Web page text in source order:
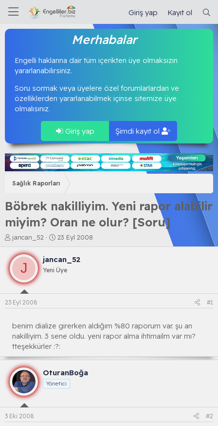
Giriş yap Kayıt ol
Merhabalar
Engelli haklarına dair tüm içerikten üye olmaksızın
yararlanabilirsiniz.
Soru sormak veya üyelere özel forumlarlardan ve
özelliklerden yararlanabilmek içinse sitemize üye
olmalısınız.
Giriş yap Şimdi kayıt ol
Sağlık Raporları
Böbrek nakilliyim. Yeni rapor alabilir
miyim? Oran ne olur? [Soru]
K
o
n
b
u
y
a
l
a
a
n
jancan_52
B
a
l
a
ç
a
r
h
i
23 Eyl 2008
J
jancan_52
Yeni Üye
23 Eyl 2008 #1
benim dialize girerken aldığım %80 raporum var. şu an
nakilliyim. 3 sene oldu. yeni rapor alma ihtimailm var mı?
tteşekkürler :?:
OturanBoğa
Yönetici
3 Eki 2008 #2